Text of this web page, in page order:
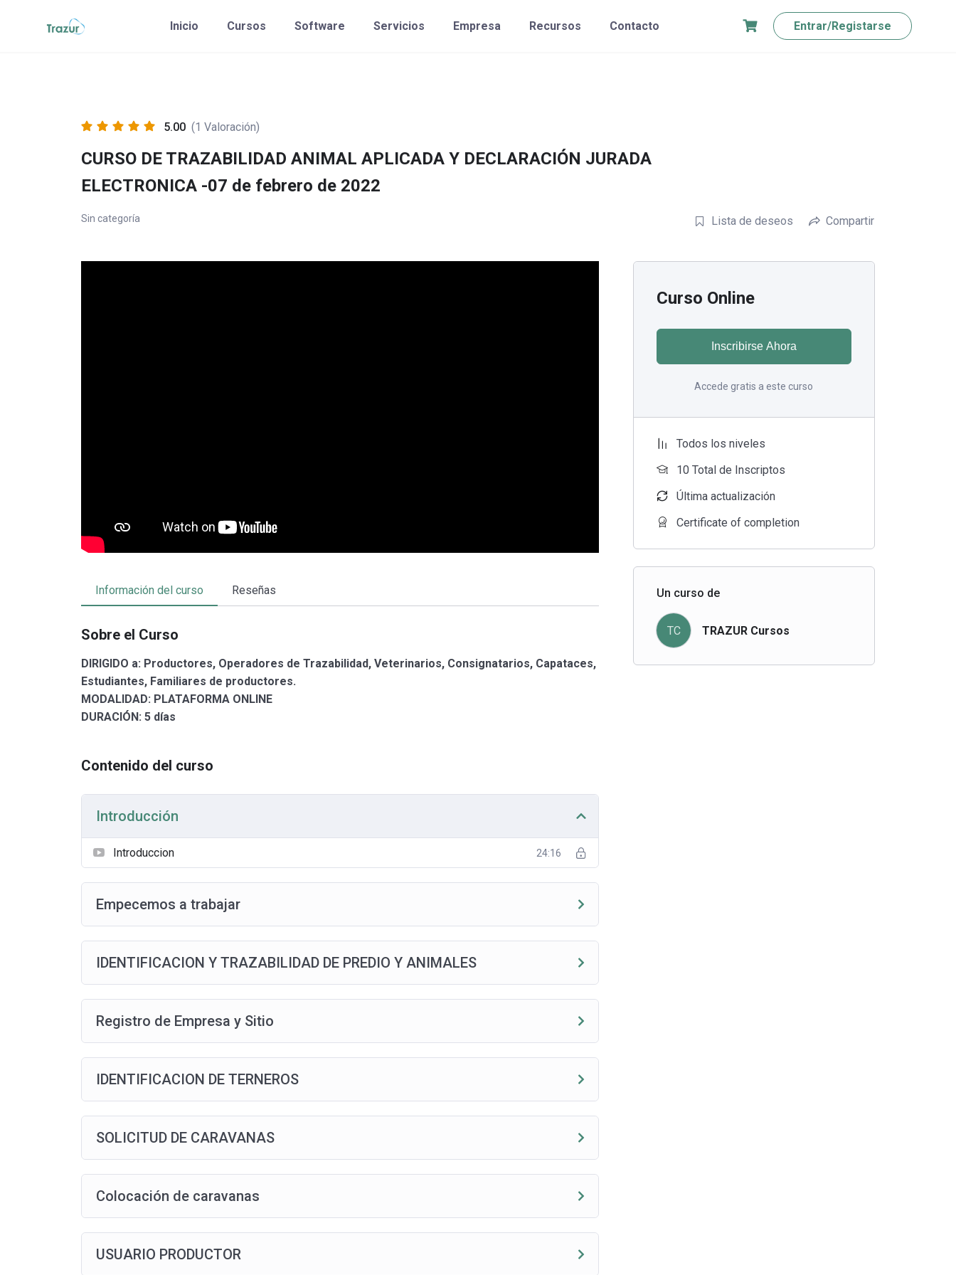
Inicio Cursos Software Servicios Empresa Recursos Contacto Entrar/Registarse
5.00 (1 Valoración)
CURSO DE TRAZABILIDAD ANIMAL APLICADA Y DECLARACIÓN JURADA
ELECTRONICA -07 de febrero de 2022
Sin categoría Lista de deseos Compartir
Información del curso Reseñas
Sobre el Curso
DIRIGIDO a: Productores, Operadores de Trazabilidad, Veterinarios, Consignatarios, Capataces,
Estudiantes, Familiares de productores.
MODALIDAD: PLATAFORMA ONLINE
DURACIÓN: 5 días
Contenido del curso
Introducción
Introduccion 24:16
Empecemos a trabajar
IDENTIFICACION Y TRAZABILIDAD DE PREDIO Y ANIMALES
Registro de Empresa y Sitio
IDENTIFICACION DE TERNEROS
SOLICITUD DE CARAVANAS
Colocación de caravanas
USUARIO PRODUCTOR
Curso Online
Inscribirse Ahora
Accede gratis a este curso
Todos los niveles
10 Total de Inscriptos
Última actualización
Certificate of completion
Un curso de
TC TRAZUR Cursos